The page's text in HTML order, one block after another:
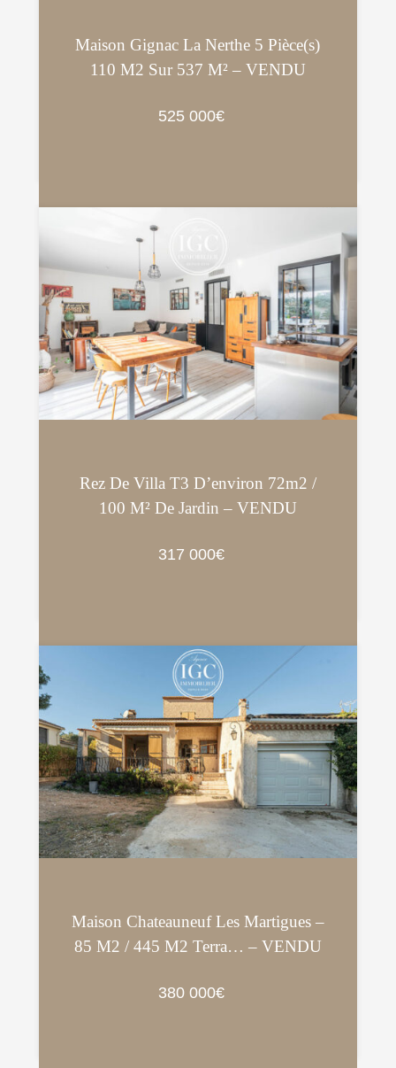
Maison Gignac La Nerthe 5 Pièce(s)
110 M2 Sur 537 M² – VENDU
525 000€
Rez De Villa T3 D’environ 72m2 /
100 M² De Jardin – VENDU
317 000€
Maison Chateauneuf Les Martigues –
85 M2 / 445 M2 Terra… – VENDU
380 000€